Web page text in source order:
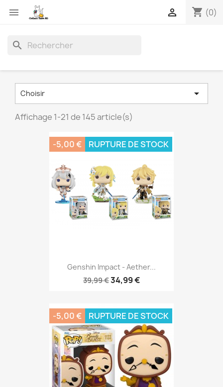
 shopping_cart (0)

search
Choisir 
Affichage 1-21 de 145 article(s)
Genshin Impact - Aether...
39,99 €34,99 €
-5,00 € RUPTURE DE STOCK
-5,00 € RUPTURE DE STOCK